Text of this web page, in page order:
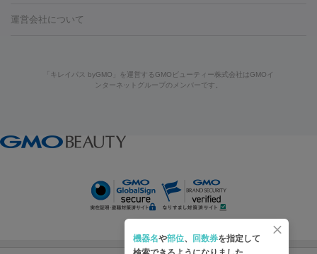
HIFU（ハイフ）
脂肪溶解注射
BNLS・BNLS neo カベリン
輪郭注射（MLM）
美容点滴
美容注射 ケミカルピーリング
にんにく注射
ーザー治療（毛穴・ニキビ跡）
ーザー治療（黒ずみ）
医療脱毛（指）
ダイエット点滴・ ダイエ
レーザーピーリング
レーザー治療（しみスポット照
ク治療
医療脱毛（ヒゲ）
ハイドラジェントル
ルメッカ ジェネシス
Vビーム シルファーム スネコス
リバースピール
オンダリフト
ジュベルック ルビーフラクショナル
機器
ラフォーマー（ウルトラフォーマーⅢ）
サーマクール
イントラ
その他
運営会社について
「キレイパス byGMO」を運営するGMOビューティー株式会社はGMOイ
ンターネットグループのメンバーです。
機器名や部位、 回数券を指定して